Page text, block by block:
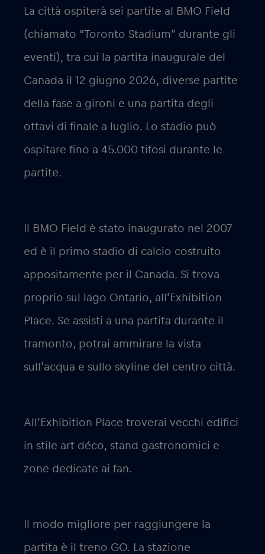
La città ospiterà sei partite al BMO Field
(chiamato “Toronto Stadium” durante gli
eventi), tra cui la partita inaugurale del
Canada il 12 giugno 2026, diverse partite
della fase a gironi e una partita degli
ottavi di finale a luglio. Lo stadio può
ospitare fino a 45.000 tifosi durante le
partite.
Il BMO Field è stato inaugurato nel 2007
ed è il primo stadio di calcio costruito
appositamente per il Canada. Si trova
proprio sul lago Ontario, all’Exhibition
Place. Se assisti a una partita durante il
tramonto, potrai ammirare la vista
sull’acqua e sullo skyline del centro città.
All’Exhibition Place troverai vecchi edifici
in stile art déco, stand gastronomici e
zone dedicate ai fan.
Il modo migliore per raggiungere la
partita è il treno GO. La stazione